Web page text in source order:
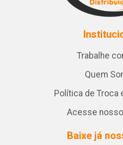
Trabalhe
Quem
Política de Troca
Acesse
Baixe já